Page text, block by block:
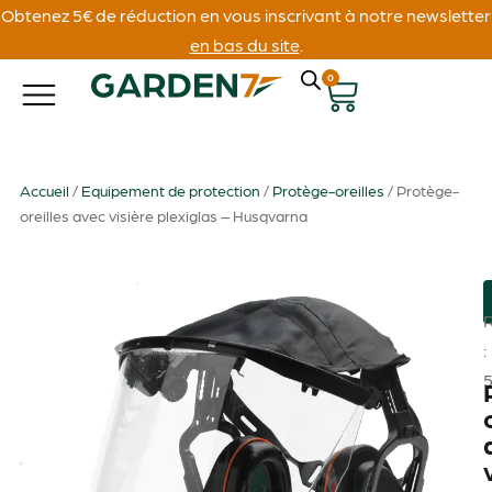
Obtenez 5€ de réduction en vous inscrivant à notre newsletter
en bas du site.
0
Accueil / Equipement de protection / Protège-oreilles / Protège-
oreilles avec visière plexiglas – Husqvarna
: